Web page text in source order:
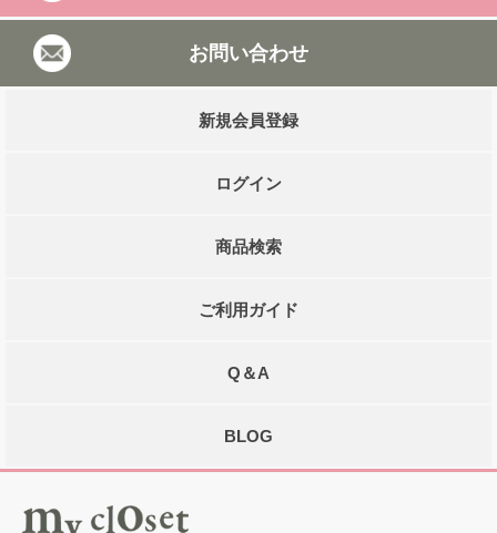
お問い合わせ
新規会員登録
ログイン
商品検索
ご利用ガイド
Q＆A
BLOG